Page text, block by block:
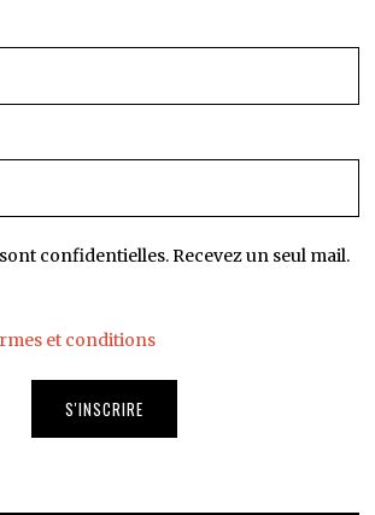
confidentielles. Recevez un seul mail.
et conditions